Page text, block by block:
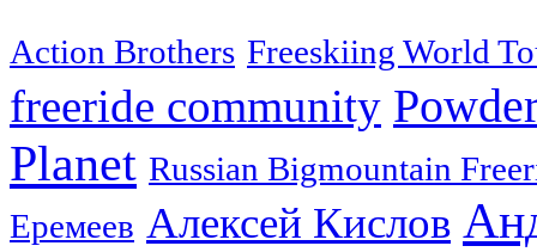
Action Brothers Freeskiing World
freeride community
Planet Russian Bigmountain
Еремеев Алексей Кислов